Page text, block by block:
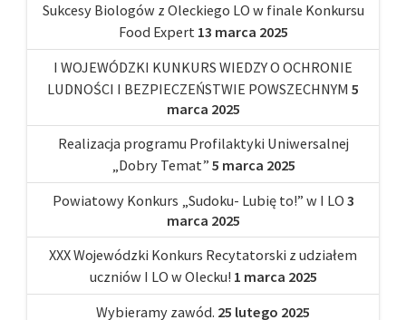
Sukcesy Biologów z Oleckiego LO w finale Konkursu
Food Expert 13 marca 2025
I WOJEWÓDZKI KUNKURS WIEDZY O OCHRONIE
LUDNOŚCI I BEZPIECZEŃSTWIE POWSZECHNYM 5
marca 2025
Realizacja programu Profilaktyki Uniwersalnej
„Dobry Temat” 5 marca 2025
Powiatowy Konkurs „Sudoku- Lubię to!” w I LO 3
marca 2025
XXX Wojewódzki Konkurs Recytatorski z udziałem
uczniów I LO w Olecku! 1 marca 2025
Wybieramy zawód. 25 lutego 2025